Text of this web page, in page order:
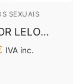
SEXUAIS
LELO
IVA inc.